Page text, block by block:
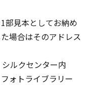
部見本としてお納め
場合はそのアドレス
ルクセンター内
ォトライブラリー